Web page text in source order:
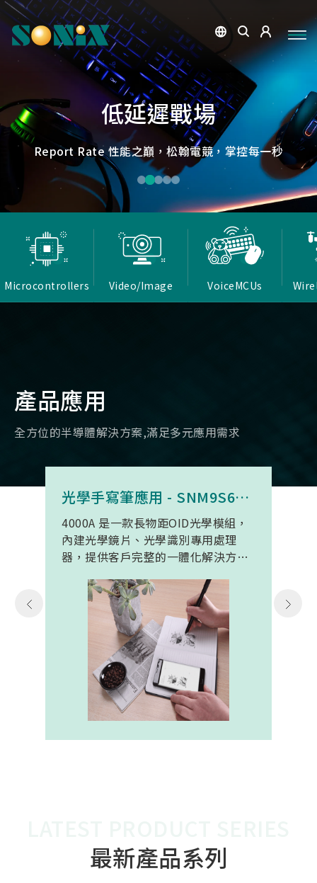
微小核心，巨大力量
松翰MCU：極致效能，智慧應用無所不在
低延遲戰場
Report Rate 性能之巔，松翰電競，掌控每一秒
捕捉每個清晰瞬間
高畫質ISP技術，支援HDR/3D降噪，提供卓越影像處理
能力
點讀魔法，數位學習新體驗
OID光學辨識技術，紙本內容瞬間數位化，開啟互動新篇
章
低延遲，無線視界
確保流暢穩定的影像傳輸
Microcontrollers Video/Image VoiceMCUs
產品應用
全方位的半導體解決方案,滿足多元應用需求
光學手寫筆應用 - SNM9S6100BC4000A
4000A 是一款長物距OID光學模組，
內建光學鏡片、光學識別專用處理
器，提供客戶完整的一體化解決方
置開發。模組在保持小型化的同時，
延伸了可用物距範圍，使其能在離紙
面更遠的位置仍精確讀取碼點，同時
內建的高幀率SoC，能確保書寫筆跡
的連續與準確。 透過4000A模組能有
效縮短客戶開發週期，並確保在小型
裝置中仍維持高精度與穩定度，讓產
品能夠以最自然的方式，將紙本與數
位內容緊密連結。
最新產品系列